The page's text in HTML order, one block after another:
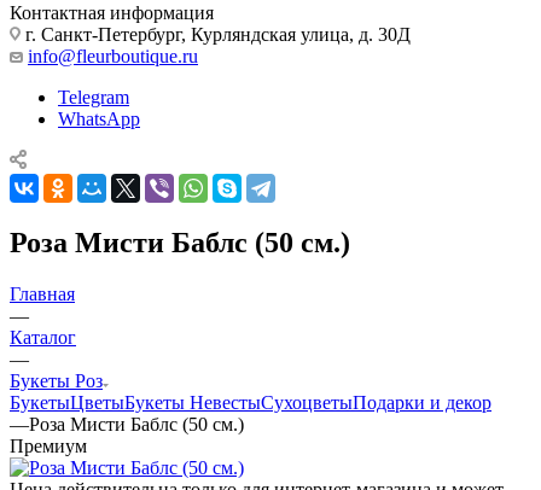
Контактная информация
г. Санкт-Петербург, Курляндская улица, д. 30Д
info@fleurboutique.ru
Telegram
WhatsApp
Роза Мисти Баблс (50 см.)
Главная
—
Каталог
—
Букеты Роз
БукетыЦветыБукеты НевестыСухоцветыПодарки и декор
—Роза Мисти Баблс (50 см.)
Премиум